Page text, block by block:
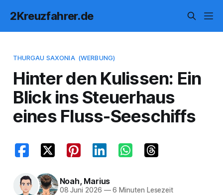
2Kreuzfahrer.de
THURGAU SAXONIA (WERBUNG)
Hinter den Kulissen: Ein
Blick ins Steuerhaus
eines Fluss-Seeschiffs
Noah, Marius
08 Juni 2026 —6 Minuten Lesezeit